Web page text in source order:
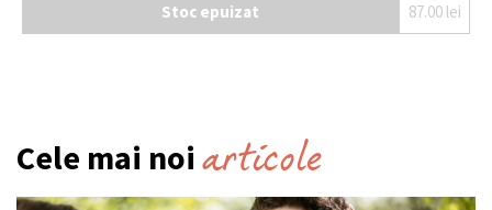
Stoc epuizat 87.00 lei
Cele mai noi articole